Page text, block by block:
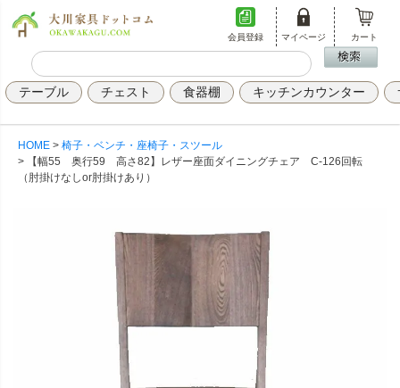
会員登録 マイページ カート
テーブル チェスト 食器棚 キッチンカウンター
HOME
椅子・ベンチ・座椅子・スツール
【幅55 奥行59 高さ82】レザー座面ダイニングチェア C-126回転
（肘掛けなしor肘掛けあり）